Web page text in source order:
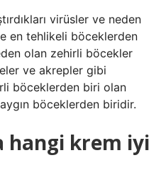
virüsler ve neden
en tehlikeli böceklerden
olan zehirli böcekler
ve akrepler gibi
böceklerden biri olan
böceklerden biridir.
hangi krem iyi